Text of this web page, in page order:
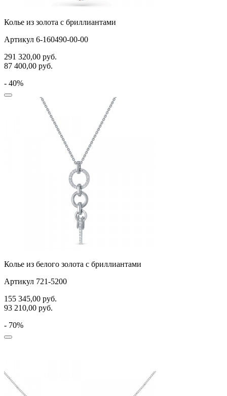
Колье из золота с бриллиантами
Артикул 6-160490-00-00
291 320,00 руб.
87 400,00 руб.
- 40%
Колье из белого золота с бриллиантами
Артикул 721-5200
155 345,00 руб.
93 210,00 руб.
- 70%